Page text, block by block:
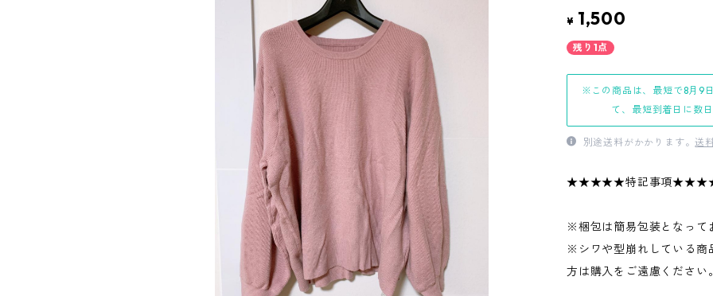
¥ 1,500
残り1点
※この商品は、最短で8月9
て、最短到着日に数
別途送料がかかります。送
★★★★★特記事項
※梱包は簡易包装となって
※シワや型崩れしている商
方は購入をご遠慮ください。